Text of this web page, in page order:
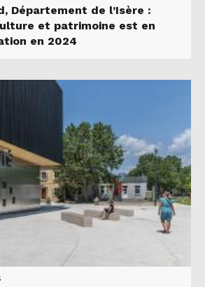
Département de l’Isère :
et patrimoine est en
en 2024